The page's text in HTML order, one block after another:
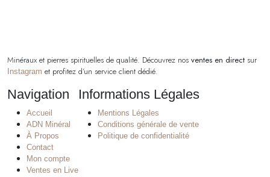
Minéraux et pierres spirituelles de qualité. Découvrez nos ventes en direct sur
Instagram et profitez d’un service client dédié.
Navigation
Accueil
ADN Minéral
À Propos
Contact
Mon compte
Ventes en Live
Informations Légales
Mentions Légales
Conditions générale de vente
Politique de confidentialité